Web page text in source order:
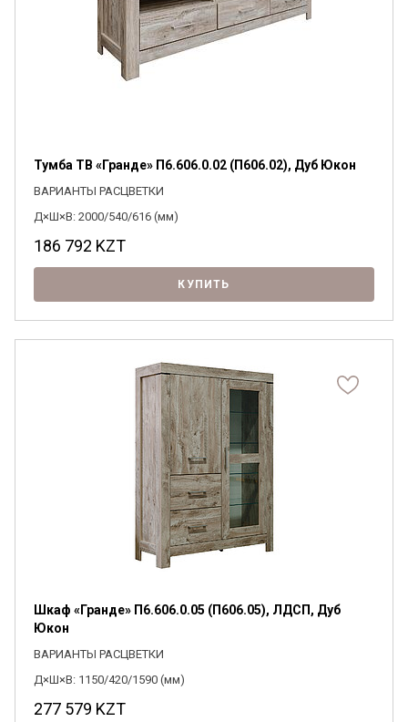
Тумба ТВ «Гранде» П6.606.0.02 (П606.02), Дуб Юкон
ВАРИАНТЫ РАСЦВЕТКИ
Д×Ш×В: 2000/540/616 (мм)
186 792 KZT
КУПИТЬ
Шкаф «Гранде» П6.606.0.05 (П606.05), ЛДСП, Дуб
Юкон
ВАРИАНТЫ РАСЦВЕТКИ
Д×Ш×В: 1150/420/1590 (мм)
277 579 KZT